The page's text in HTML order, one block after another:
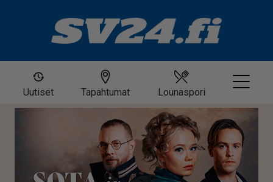
Uutiset Tapahtumat Lounaspori